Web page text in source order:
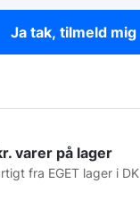
Ja tak, tilmeld mig
varer på lager
fra EGET lager i DK